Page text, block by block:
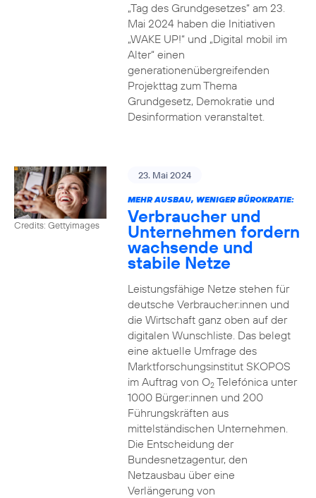
„Tag des Grundgesetzes“ am 23.
Mai 2024 haben die Initiativen
„WAKE UP!“ und „Digital mobil im
Alter“ einen
generationenübergreifenden
Projekttag zum Thema
Grundgesetz, Demokratie und
Desinformation veranstaltet.
Credits: Gettyimages
23. Mai 2024
MEHR AUSBAU, WENIGER BÜROKRATIE:
Verbraucher und
Unternehmen fordern
wachsende und
stabile Netze
Leistungsfähige Netze stehen für
deutsche Verbraucher:innen und
die Wirtschaft ganz oben auf der
digitalen Wunschliste. Das belegt
eine aktuelle Umfrage des
Marktforschungsinstitut SKOPOS
im Auftrag von O2Telefónica unter
1000 Bürger:innen und 200
Führungskräften aus
mittelständischen Unternehmen.
Die Entscheidung der
Bundesnetzagentur, den
Netzausbau über eine
Verlängerung von